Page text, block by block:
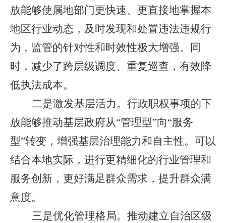
放能够使属地部门更快速、更直接地掌握本
地区行业动态，及时发现和处置违法违规行
为，监管的针对性和时效性极大增强。同
时，减少了跨层级调度、重复巡查，有效降
低执法成本。
二是激发基层活力。 行政职权事项的下
放能够推动基层政府从“管理型”向“服务
型”转变，增强基层治理能力和自主性。可以
结合本地实际，进行更精细化的行业管理和
服务创新，更好满足群众需求，提升群众满
意度。
三是优化管理格局。 推动建立自治区级